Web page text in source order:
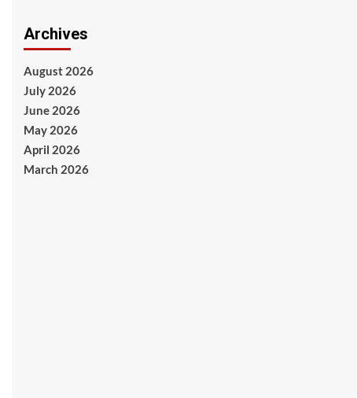
Archives
August 2026
July 2026
June 2026
May 2026
April 2026
March 2026